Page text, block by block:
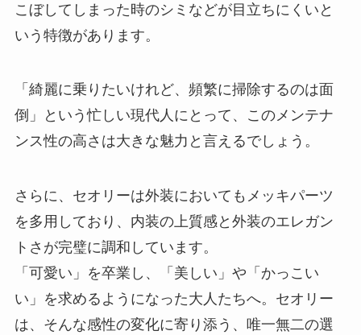
こぼしてしまった時のシミなどが目立ちにくいと
いう特徴があります。
「綺麗に乗りたいけれど、頻繁に掃除するのは面
倒」という忙しい現代人にとって、このメンテナ
ンス性の高さは大きな魅力と言えるでしょう。
さらに、セオリーは外装においてもメッキパーツ
を多用しており、内装の上質感と外装のエレガン
トさが完璧に調和しています。
「可愛い」を卒業し、「美しい」や「かっこい
い」を求めるようになった大人たちへ。セオリー
は、そんな感性の変化に寄り添う、唯一無二の選